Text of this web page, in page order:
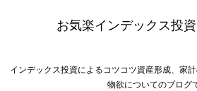
お気楽インデックス投
インデックス投資によるコツコツ資産形成、家
物欲についてのブログ